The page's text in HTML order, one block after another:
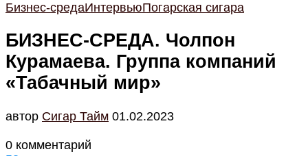
Бизнес-средаИнтервьюПогарская сигара
БИЗНЕС-СРЕДА. Чолпон
Курамаева. Группа компаний
«Табачный мир»
автор Cигар Тайм 01.02.2023
0 комментарий